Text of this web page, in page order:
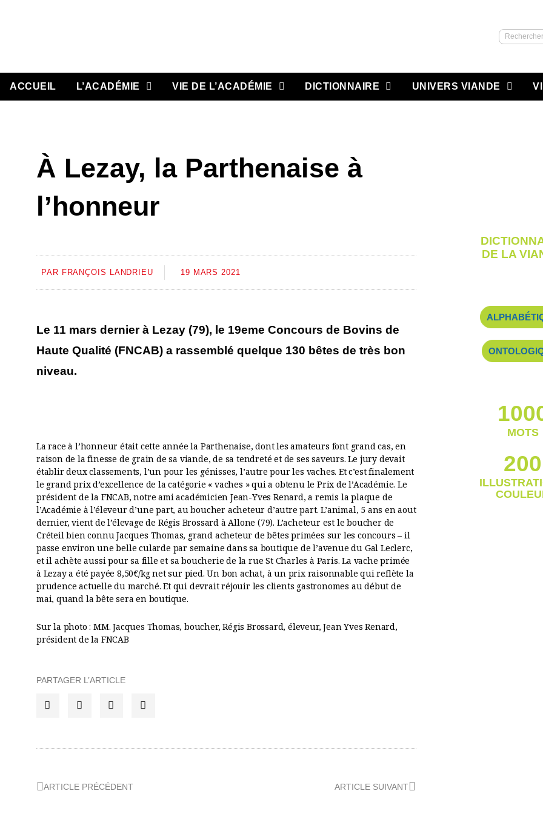
Rechercher
ACCUEIL L’ACADÉMIE VIE DE L’ACADÉMIE DICTIONNAIRE UNIVERS VIANDE
À Lezay, la Parthenaise à
l’honneur
PAR FRANÇOIS LANDRIEU 19 MARS 2021
Le 11 mars dernier à Lezay (79), le 19eme Concours de Bovins de
Haute Qualité (FNCAB) a rassemblé quelque 130 bêtes de très bon
niveau.
La race à l’honneur était cette année la Parthenaise, dont les amateurs font grand cas, en
raison de la finesse de grain de sa viande, de sa tendreté et de ses saveurs. Le jury devait
établir deux classements, l’un pour les génisses, l’autre pour les vaches. Et c’est finalement
le grand prix d’excellence de la catégorie « vaches » qui a obtenu le Prix de l’Académie. Le
président de la FNCAB, notre ami académicien Jean-Yves Renard, a remis la plaque de
l’Académie à l’éleveur d’une part, au boucher acheteur d’autre part. L’animal, 5 ans en aout
dernier, vient de l’élevage de Régis Brossard à Allone (79). L’acheteur est le boucher de
Créteil bien connu Jacques Thomas, grand acheteur de bêtes primées sur les concours – il
passe environ une belle cularde par semaine dans sa boutique de l’avenue du Gal Leclerc,
et il achète aussi pour sa fille et sa boucherie de la rue St Charles à Paris. La vache primée
à Lezay a été payée 8,50€/kg net sur pied. Un bon achat, à un prix raisonnable qui reflète la
prudence actuelle du marché. Et qui devrait réjouir les clients gastronomes au début de
mai, quand la bête sera en boutique.
Sur la photo : MM. Jacques Thomas, boucher, Régis Brossard, éleveur, Jean Yves Renard,
président de la FNCAB
PARTAGER L’ARTICLE
Précédent
ARTICLE PRÉCÉDENT ARTICLE SUIVANTSuivant
DE LA
MOTS
200